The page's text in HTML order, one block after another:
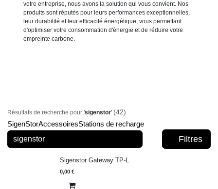
votre entreprise, nous avons la solution qui vous convient. Nos
produits sont réputés pour leurs performances exceptionnelles,
leur durabilité et leur efficacité énergétique, vous permettant
d'optimiser votre consommation d'énergie et de réduire votre
empreinte carbone.
Résultats de recherche pour 'sigenstor' (42)
SigenStorAccessoiresStations de recharge
Filtres
Sigenstor Gateway TP-L
0,00 €